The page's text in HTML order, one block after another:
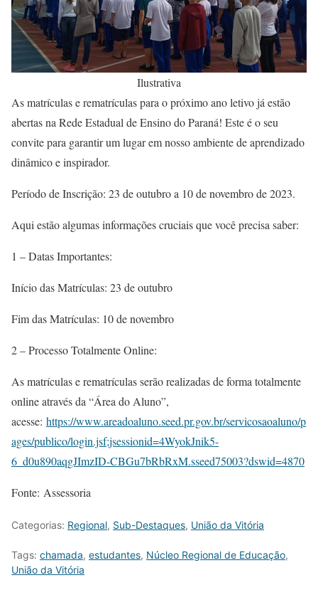
Ilustrativa
As matrículas e rematrículas para o próximo ano letivo já estão
abertas na Rede Estadual de Ensino do Paraná! Este é o seu
convite para garantir um lugar em nosso ambiente de aprendizado
dinâmico e inspirador.
Período de Inscrição: 23 de outubro a 10 de novembro de 2023.
Aqui estão algumas informações cruciais que você precisa saber:
1 – Datas Importantes:
Início das Matrículas: 23 de outubro
Fim das Matrículas: 10 de novembro
2 – Processo Totalmente Online:
As matrículas e rematrículas serão realizadas de forma totalmente
online através da “Área do Aluno”,
acesse: https://www.areadoaluno.seed.pr.gov.br/servicosaoaluno/p
ages/publico/login.jsf;jsessionid=4WyokJnik5-
6_d0u890aqgJImzID-CBGu7bRbRxM.sseed75003?dswid=4870
Fonte: Assessoria
Categorias: Regional, Sub-Destaques, União da Vitória
Tags: chamada, estudantes, Núcleo Regional de Educação,
União da Vitória